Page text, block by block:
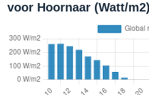
voor Hoornaar (Watt/m2)